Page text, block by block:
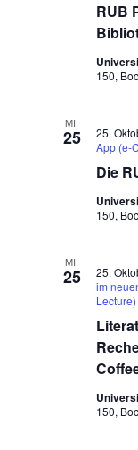
RUB
150,
MI.
25
Die
25.
App (e-
150,
MI.
25 25.
im
Lecture)
150,